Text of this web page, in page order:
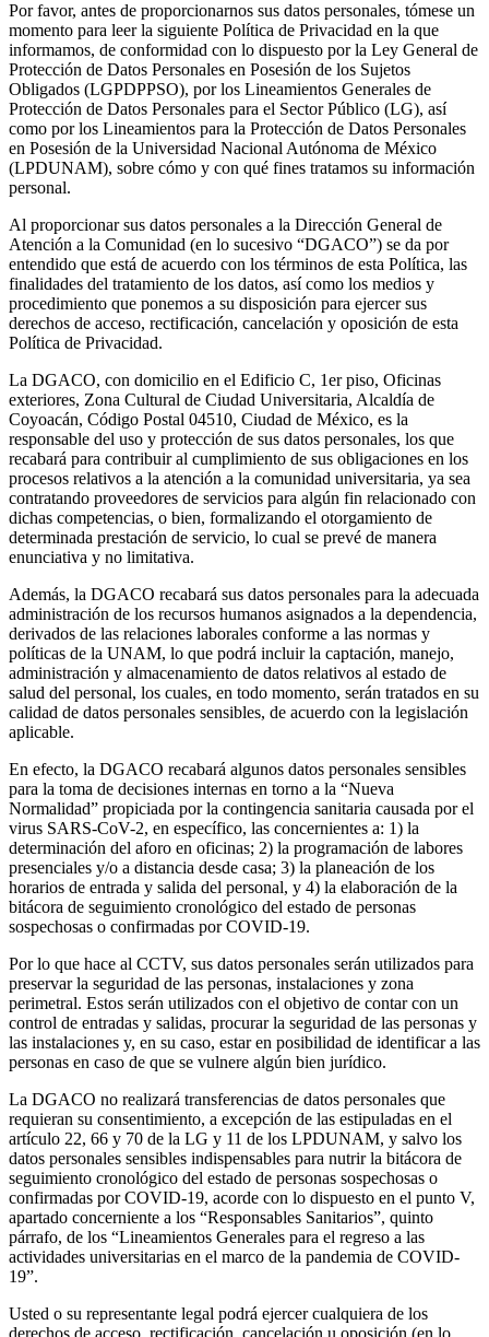
Por favor, antes de proporcionarnos sus datos personales, tómese un
momento para leer la siguiente Política de Privacidad en la que
informamos, de conformidad con lo dispuesto por la Ley General de
Protección de Datos Personales en Posesión de los Sujetos
Obligados (LGPDPPSO), por los Lineamientos Generales de
Protección de Datos Personales para el Sector Público (LG), así
como por los Lineamientos para la Protección de Datos Personales
en Posesión de la Universidad Nacional Autónoma de México
(LPDUNAM), sobre cómo y con qué fines tratamos su información
personal.
Al proporcionar sus datos personales a la Dirección General de
Atención a la Comunidad (en lo sucesivo “DGACO”) se da por
entendido que está de acuerdo con los términos de esta Política, las
finalidades del tratamiento de los datos, así como los medios y
procedimiento que ponemos a su disposición para ejercer sus
derechos de acceso, rectificación, cancelación y oposición de esta
Política de Privacidad.
La DGACO, con domicilio en el Edificio C, 1er piso, Oficinas
exteriores, Zona Cultural de Ciudad Universitaria, Alcaldía de
Coyoacán, Código Postal 04510, Ciudad de México, es la
responsable del uso y protección de sus datos personales, los que
recabará para contribuir al cumplimiento de sus obligaciones en los
procesos relativos a la atención a la comunidad universitaria, ya sea
contratando proveedores de servicios para algún fin relacionado con
dichas competencias, o bien, formalizando el otorgamiento de
determinada prestación de servicio, lo cual se prevé de manera
enunciativa y no limitativa.
Además, la DGACO recabará sus datos personales para la adecuada
administración de los recursos humanos asignados a la dependencia,
derivados de las relaciones laborales conforme a las normas y
políticas de la UNAM, lo que podrá incluir la captación, manejo,
administración y almacenamiento de datos relativos al estado de
salud del personal, los cuales, en todo momento, serán tratados en su
calidad de datos personales sensibles, de acuerdo con la legislación
aplicable.
En efecto, la DGACO recabará algunos datos personales sensibles
para la toma de decisiones internas en torno a la “Nueva
Normalidad” propiciada por la contingencia sanitaria causada por el
virus SARS-CoV-2, en específico, las concernientes a: 1) la
determinación del aforo en oficinas; 2) la programación de labores
presenciales y/o a distancia desde casa; 3) la planeación de los
horarios de entrada y salida del personal, y 4) la elaboración de la
bitácora de seguimiento cronológico del estado de personas
sospechosas o confirmadas por COVID-19.
Por lo que hace al CCTV, sus datos personales serán utilizados para
preservar la seguridad de las personas, instalaciones y zona
perimetral. Estos serán utilizados con el objetivo de contar con un
control de entradas y salidas, procurar la seguridad de las personas y
las instalaciones y, en su caso, estar en posibilidad de identificar a las
personas en caso de que se vulnere algún bien jurídico.
La DGACO no realizará transferencias de datos personales que
requieran su consentimiento, a excepción de las estipuladas en el
artículo 22, 66 y 70 de la LG y 11 de los LPDUNAM, y salvo los
datos personales sensibles indispensables para nutrir la bitácora de
seguimiento cronológico del estado de personas sospechosas o
confirmadas por COVID-19, acorde con lo dispuesto en el punto V,
apartado concerniente a los “Responsables Sanitarios”, quinto
párrafo, de los “Lineamientos Generales para el regreso a las
actividades universitarias en el marco de la pandemia de COVID-
19”.
Usted o su representante legal podrá ejercer cualquiera de los